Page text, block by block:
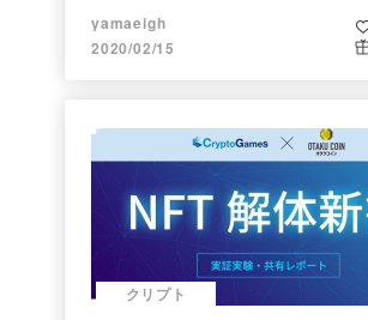
yamaeigh
2020/02/15
クリプト